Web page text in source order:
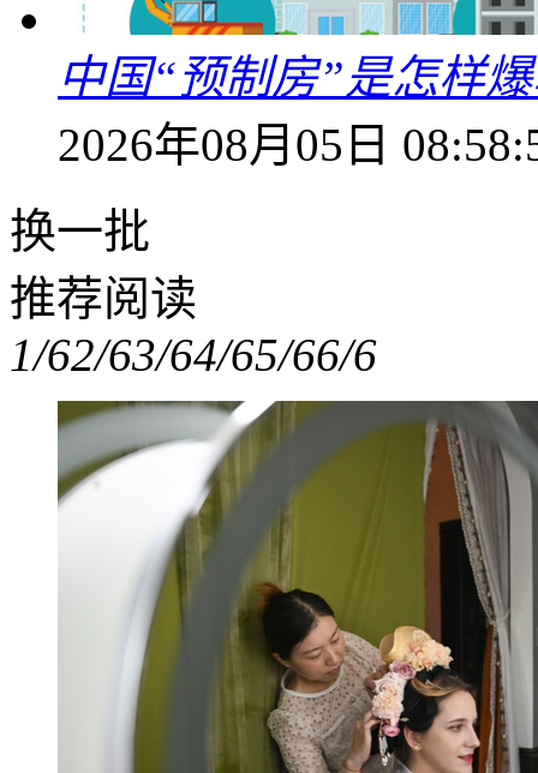
中国“预制房”是怎样
2026年08月05日
换一批
推荐阅读
1/62/63/64/65/66/6